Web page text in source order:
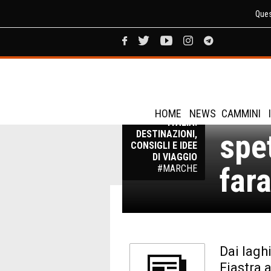
HOME NEWS CAMMINI
VIAGGI IN
ITALIA:
DESTINAZIONI,
CONSIGLI E IDEE
DI VIAGGIO
#MARCHE
Dai
Fiastra